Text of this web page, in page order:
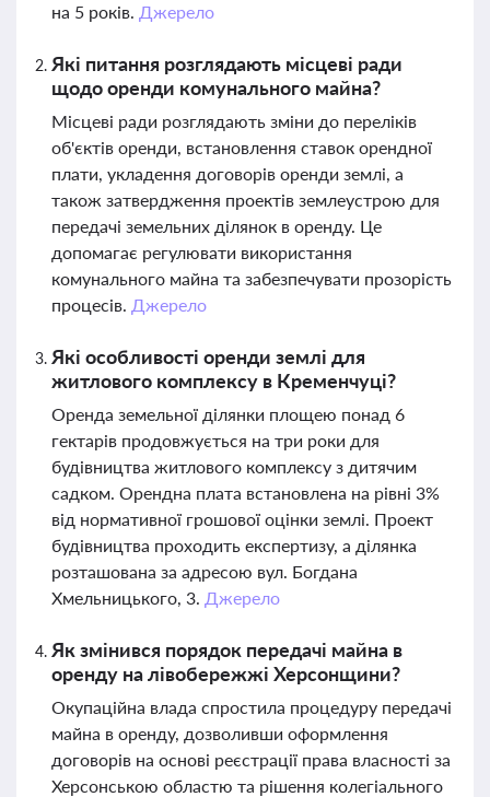
на 5 років. Джерело
Які питання розглядають місцеві ради
щодо оренди комунального майна?
Місцеві ради розглядають зміни до переліків
об'єктів оренди, встановлення ставок орендної
плати, укладення договорів оренди землі, а
також затвердження проектів землеустрою для
передачі земельних ділянок в оренду. Це
допомагає регулювати використання
комунального майна та забезпечувати прозорість
процесів. Джерело
Які особливості оренди землі для
житлового комплексу в Кременчуці?
Оренда земельної ділянки площею понад 6
гектарів продовжується на три роки для
будівництва житлового комплексу з дитячим
садком. Орендна плата встановлена на рівні 3%
від нормативної грошової оцінки землі. Проект
будівництва проходить експертизу, а ділянка
розташована за адресою вул. Богдана
Хмельницького, 3. Джерело
Як змінився порядок передачі майна в
оренду на лівобережжі Херсонщини?
Окупаційна влада спростила процедуру передачі
майна в оренду, дозволивши оформлення
договорів на основі реєстрації права власності за
Херсонською областю та рішення колегіального